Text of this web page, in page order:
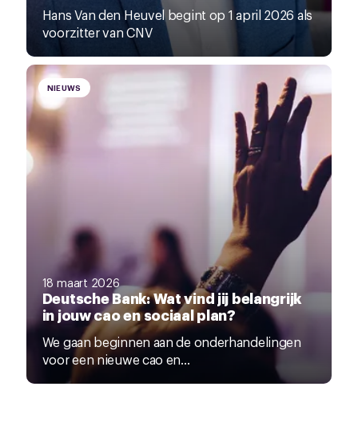
Hans Van den Heuvel begint op 1 april 2026 als
voorzitter van CNV
NIEUWS
18 maart 2026
Deutsche Bank: Wat vind jij belangrijk
in jouw cao en sociaal plan?
We gaan beginnen aan de onderhandelingen
voor een nieuwe cao en...